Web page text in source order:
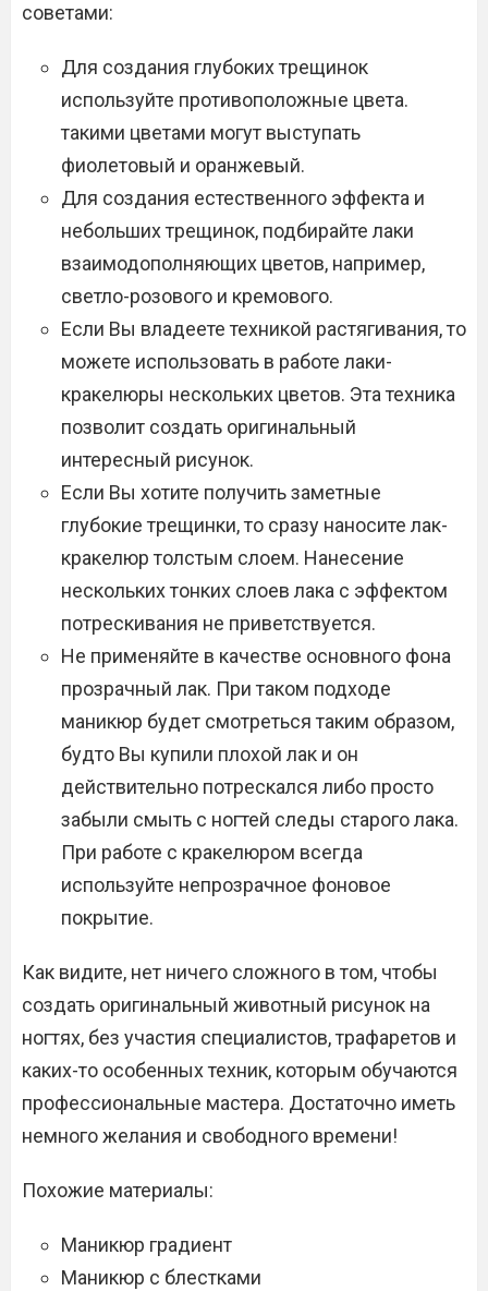
советами:
Для создания глубоких трещинок
используйте противоположные цвета.
такими цветами могут выступать
фиолетовый и оранжевый.
Для создания естественного эффекта и
небольших трещинок, подбирайте лаки
взаимодополняющих цветов, например,
светло-розового и кремового.
Если Вы владеете техникой растягивания, то
можете использовать в работе лаки-
кракелюры нескольких цветов. Эта техника
позволит создать оригинальный
интересный рисунок.
Если Вы хотите получить заметные
глубокие трещинки, то сразу наносите лак-
кракелюр толстым слоем. Нанесение
нескольких тонких слоев лака с эффектом
потрескивания не приветствуется.
Не применяйте в качестве основного фона
прозрачный лак. При таком подходе
маникюр будет смотреться таким образом,
будто Вы купили плохой лак и он
действительно потрескался либо просто
забыли смыть с ногтей следы старого лака.
При работе с кракелюром всегда
используйте непрозрачное фоновое
покрытие.
Как видите, нет ничего сложного в том, чтобы
создать оригинальный животный рисунок на
ногтях, без участия специалистов, трафаретов и
каких-то особенных техник, которым обучаются
профессиональные мастера. Достаточно иметь
немного желания и свободного времени!
Похожие материалы:
Маникюр градиент
Маникюр с блестками